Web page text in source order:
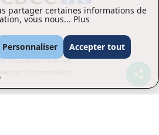
Tous droits réservés.
par
partager certaines informations de
vous nous... Plus
Personnaliser Accepter tout